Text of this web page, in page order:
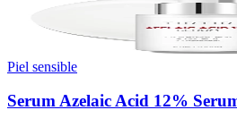
Piel sensible
Serum Azelaic Acid 12%